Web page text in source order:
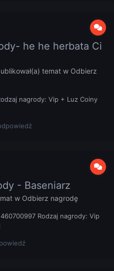
he he herbata Ci
temat w Odbierz
nagrody: Vip + Luz Coiny
- Baseniarz
w Odbierz nagrodę
Rodzaj nagrody: Vip